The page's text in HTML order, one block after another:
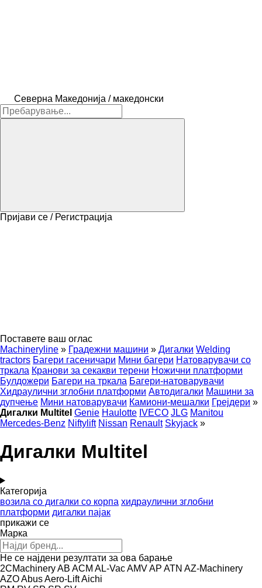
Северна Македонија / македонски
Пријави се / Регистрација
Поставете ваш оглас
Machineryline » Градежни машини » Дигалки Welding
tractors Багери гасеничари Мини багери Натоварувачи со
тркала Кранови за секакви терени Ножични платформи
Булдожери Багери на тркала Багери-натоварувачи
Хидраулични зглобни платформи Автодигалки Машини за
дупчење Мини натоварувачи Камиони-мешалки Грејдери »
Дигалки Multitel Genie Haulotte IVECO JLG Manitou
Mercedes-Benz Niftylift Nissan Renault Skyjack »
Дигалки Multitel
Категорија
возила со дигалки со корпа хидраулични зглобни
платформи дигалки пајак
прикажи се
Марка
Не се најдени резултати за ова барање
2CMachineryAB ACM AL-VacAMVAP ATN AZ-Machinery
AZOAbusAero-LiftAichi